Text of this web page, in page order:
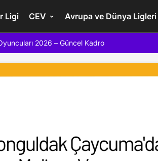
Ligi CEV Avrupa ve Dünya Ligleri
2026 – Güncel Kadro